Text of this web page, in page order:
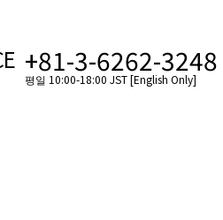
+81-3-6262-3248
평일 10:00-18:00 JST [English Only]